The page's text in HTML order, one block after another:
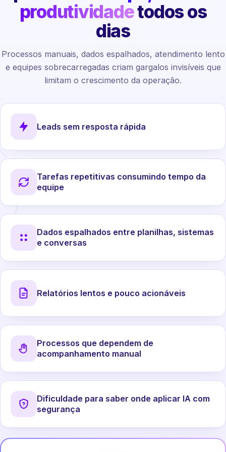
produtividadetodos os
dias
Processos manuais, dados espalhados, atendimento lento
e equipes sobrecarregadas criam gargalos invisíveis que
limitam o crescimento da operação.
Leads sem resposta rápida
Tarefas repetitivas consumindo tempo da
equipe
Dados espalhados entre planilhas, sistemas
e conversas
Relatórios lentos e pouco acionáveis
Processos que dependem de
acompanhamento manual
Dificuldade para saber onde aplicar IA com
segurança